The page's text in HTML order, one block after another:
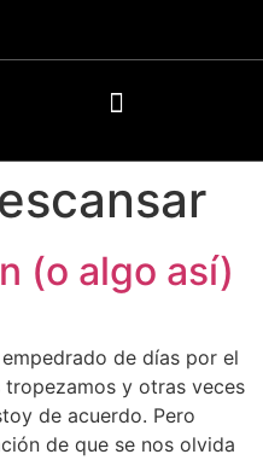
(o algo así)
de días por el
tropezamos y otras veces
de acuerdo. Pero
de que se nos olvida